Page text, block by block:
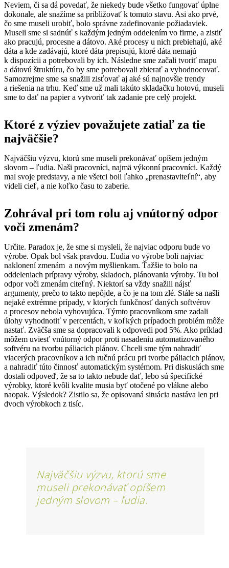
Neviem, či sa dá povedať, že niekedy bude všetko fungovať úplne
dokonale, ale snažíme sa približovať k tomuto stavu. Asi ako prvé,
čo sme museli urobiť, bolo správne zadefinovanie požiadaviek.
Museli sme si sadnúť s každým jedným oddelením vo firme, a zistiť
ako pracujú, procesne a dátovo. Aké procesy u nich prebiehajú, aké
dáta a kde zadávajú, ktoré dáta prepisujú, ktoré dáta nemajú
k dispozícii a potrebovali by ich. Následne sme začali tvoriť mapu
a dátovú štruktúru, čo by sme potrebovali zbierať a vyhodnocovať.
Samozrejme sme sa snažili zisťovať aj aké sú najnovšie trendy
a riešenia na trhu. Keď sme už mali takúto skladačku hotovú, museli
sme to dať na papier a vytvoriť tak zadanie pre celý projekt.
Ktoré z výziev považujete zatiaľ za tie
najväčšie?
Najväčšiu výzvu, ktorú sme museli prekonávať opíšem jedným
slovom – ľudia. Naši pracovníci, najmä výkonní pracovníci. Každý
mal svoje predstavy, a nie všetci boli ľahko „prenastaviteľní“, aby
videli cieľ, a nie koľko času to zaberie.
Zohrával pri tom rolu aj vnútorný odpor
voči zmenám?
Určite. Paradox je, že sme si mysleli, že najviac odporu bude vo
výrobe. Opak bol však pravdou. Ľudia vo výrobe boli najviac
naklonení zmenám a novým myšlienkam. Ťažšie to bolo na
oddeleniach prípravy výroby, skladoch, plánovania výroby. Tu bol
odpor voči zmenám citeľný. Niektorí sa vždy snažili nájsť
argumenty, prečo to takto nepôjde, a čo je na tom zlé. Stále sa našli
nejaké extrémne prípady, v ktorých funkčnosť daných softvérov
a procesov nebola vyhovujúca. Týmto pracovníkom sme zadali
úlohy vyhodnotiť v percentách, v koľkých prípadoch problém môže
nastať. Zväčša sme sa dopracovali k odpovedi pod 5%. Ako príklad
môžem uviesť vnútorný odpor proti nasadeniu automatizovaného
softvéru na tvorbu páliacich plánov. Chceli sme tým nahradiť
viacerých pracovníkov a ich ručnú prácu pri tvorbe páliacich plánov,
a nahradiť túto činnosť automatickým systémom. Pri diskusiách sme
dostali odpoveď, že sa to takto nebude dať, lebo sú špecifické
výrobky, ktoré kvôli kvalite musia byť otočené po vlákne alebo
naopak. Výsledok? Zistilo sa, že opisovaná situácia nastáva len pri
dvoch výrobkoch z tisíc.
Najväčšiu výzvu, ktorú sme
museli prekonávať opíšem
jedným slovom – ľudia.